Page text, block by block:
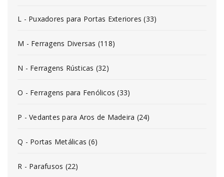
L - Puxadores para Portas Exteriores (33)
M - Ferragens Diversas (118)
N - Ferragens Rústicas (32)
O - Ferragens para Fenólicos (33)
P - Vedantes para Aros de Madeira (24)
Q - Portas Metálicas (6)
R - Parafusos (22)